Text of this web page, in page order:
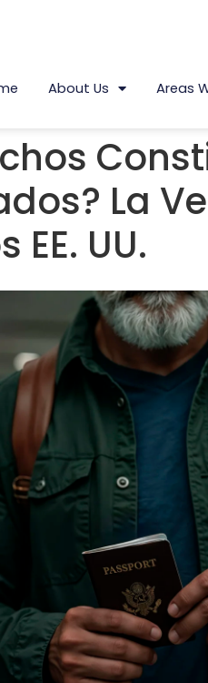
About Us Areas
La
EE. UU.